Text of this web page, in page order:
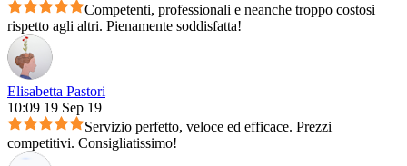
Competenti, professionali e neanche troppo costosi
rispetto agli altri. Pienamente soddisfatta!
Elisabetta Pastori
10:09 19 Sep 19
Servizio perfetto, veloce ed efficace. Prezzi
competitivi. Consigliatissimo!